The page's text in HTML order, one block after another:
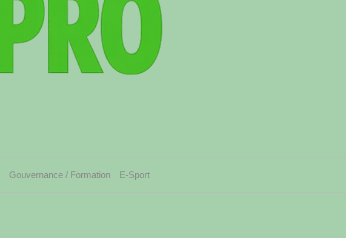
Gouvernance / Formation E-Sport